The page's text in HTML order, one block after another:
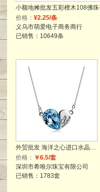
价格： ¥2.25/条
义乌市萌爱电子商务商行
已销售：10649条
外贸批发 海洋之心进口水晶吊坠 韩版流行饰品 女款纯银项链 热销
价格： ￥6.5/套
深圳市希唯尔珠宝有限公司
已销售：1783套